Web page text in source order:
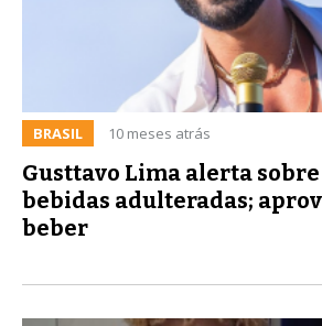
BRASIL 10 meses atrás
Gusttavo Lima alerta
bebidas adulteradas;
beber